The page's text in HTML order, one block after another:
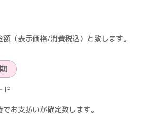
（表示価格/消費税込）と致します。
ド
お支払いが確定致します。